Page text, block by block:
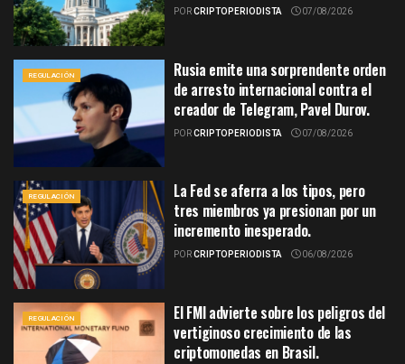
PORCRIPTOPERIODISTA 07/08/2026
REGULACIÓN
Rusia emite una sorprendente orden
de arresto internacional contra el
creador de Telegram, Pavel Durov.
PORCRIPTOPERIODISTA 07/08/2026
REGULACIÓN
La Fed se aferra a los tipos, pero
tres miembros ya presionan por un
incremento inesperado.
PORCRIPTOPERIODISTA 06/08/2026
REGULACIÓN
El FMI advierte sobre los peligros del
vertiginoso crecimiento de las
criptomonedas en Brasil.